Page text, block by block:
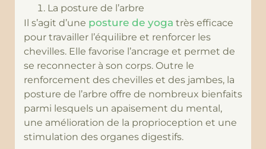
La posture de l’arbre
Il s’agit d’une posture de yoga très efficace
pour travailler l’équilibre et renforcer les
chevilles. Elle favorise l’ancrage et permet de
se reconnecter à son corps. Outre le
renforcement des chevilles et des jambes, la
posture de l’arbre offre de nombreux bienfaits
parmi lesquels un apaisement du mental,
une amélioration de la proprioception et une
stimulation des organes digestifs.